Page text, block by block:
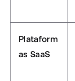
Plataform
as SaaS